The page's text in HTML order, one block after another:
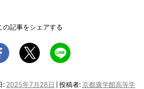
の記事をシェアする
: 2025年7月28日 投稿者: 京都廣学館高等学